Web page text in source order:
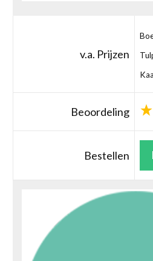
v.a. Prijzen
Beoordeling
Bestellen